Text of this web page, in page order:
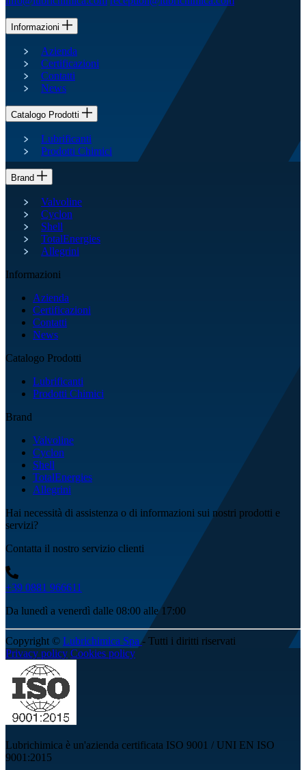
Informazioni
Azienda
Certificazioni
Contatti
News
Catalogo Prodotti
Lubrificanti
Prodotti Chimici
Brand
Valvoline
Cyclon
Shell
TotalEnergies
Allegrini
Informazioni
Azienda
Certificazioni
Contatti
News
Catalogo Prodotti
Lubrificanti
Prodotti Chimici
Brand
Valvoline
Cyclon
Shell
TotalEnergies
Allegrini
Hai necessità di assistenza o di informazioni sui nostri prodotti e
servizi?
Contatta il nostro servizio clienti
+39 0881 966611
Da lunedì a venerdì dalle 08:00 alle 17:00
Copyright © Lubrichimica Spa- Tutti i diritti riservati
Privacy policy Cookies policy
Lubrichimica è un'azienda certificata ISO 9001 / UNI EN ISO
9001:2015